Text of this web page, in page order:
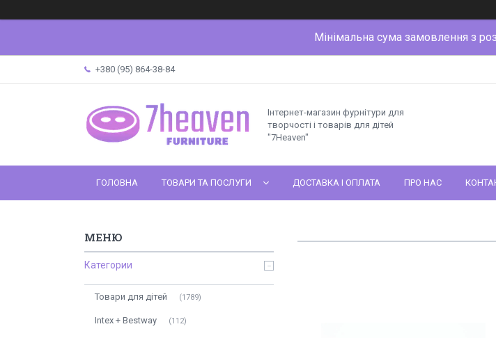
Мінімальна сума замовлення з
+380 (95) 864-38-84
Інтернет-магазин фурнітури для
творчості і товарів для дітей
"7Heaven"
ГОЛОВНА ТОВАРИ ТА ПОСЛУГИ ДОСТАВКА І ОПЛАТА ПРО НАС
Категории
Товари для дітей 1789
Intex + Bestway 112